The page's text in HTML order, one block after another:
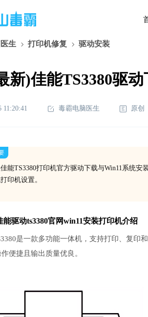
生 打印机修复 驱动安装
新)佳能TS3380驱
11:20:41 毒霸电脑医生 原创
能TS3380打印机官方驱动下载与Win11系统
印机设置。
能驱动ts3380官网win11安装打印机介绍
是一款多功能一体机，支持打印、复
便捷且输出质量优良。